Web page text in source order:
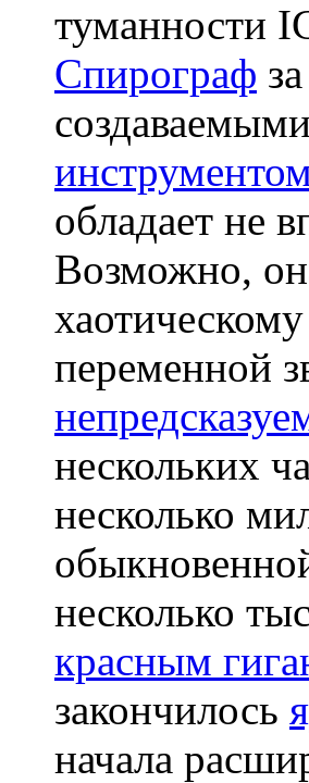
туманности
Спирограф
обладает не
Возможно,
хаотическому
переменной
нескольких
несколько
несколько
красным
закончилось
начала